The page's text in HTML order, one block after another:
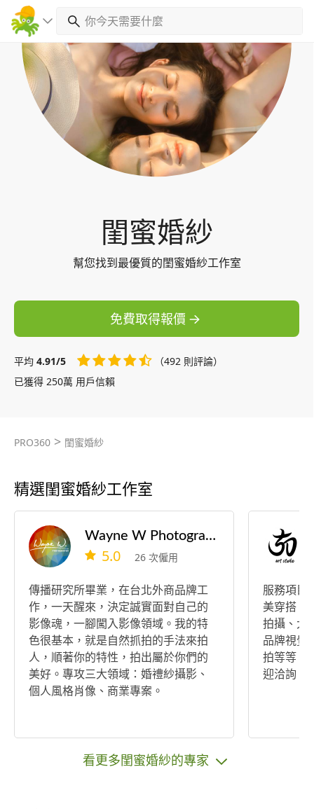
閨蜜婚紗
幫您找到最優質的閨蜜婚紗工作室
免費取得報價
平均 4.91/5
（492 則評論）
已獲得 250萬 用戶信賴
PRO360 > 閨蜜婚紗
精選閨蜜婚紗工作室
Wayne W Photography 韋恩影像
5.0 26 次僱用
傳播研究所畢業，在台北外商品牌工
作，一天醒來，決定誠實面對自己的
影像魂，一腳闖入影像領域。我的特
色很基本，就是自然抓拍的手法來拍
人，順著你的特性，拍出屬於你們的
美好。專攻三大領域：婚禮紗攝影、
個人風格肖像、商業專案。
服務項目
美穿搭、
拍攝、大
品牌視覺
拍等等，
迎洽詢。
看更多閨蜜婚紗的專家